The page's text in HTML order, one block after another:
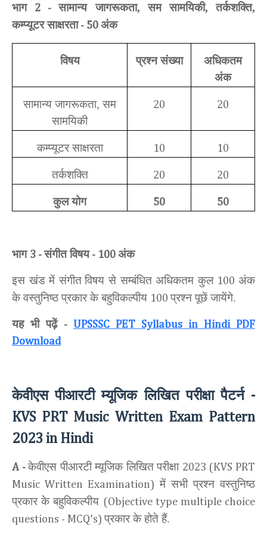
भाग 2 -सामान्य जागरूकता, सम सामयिकी, तर्कशक्ति,
कम्प्यूटर साक्षरता- 50 अंक
विषय प्रश्न संख्या
अधिकतम
अंक
सामान्य जागरूकता, सम
सामयिकी
20 20
कम्प्यूटर साक्षरता 10 10
तर्कशक्ति 20 20
कुल योग 50 50
भाग 3 -संगीत विषय- 100 अंक
इस खंड में संगीत विषय से सम्बंधित अधिकतम कुल 100अंक
के वस्तुनिष्ठ प्रकार के बहुविकल्पीय 100 प्रश्न पूछें जायेंगे.
यह भी पढ़ें -
UPSSSC PET Syllabus in Hindi PDF
Download
केवीएस पीआरटी म्यूजिक लिखित परीक्षा पैटर्न -
KVS PRT Music Written Exam Pattern
2023 in Hindi
A - केवीएस पीआरटी म्यूजिक लिखित परीक्षा 2023 (KVS PRT
Music Written Examination) में सभी प्रश्न वस्तुनिष्ठ
प्रकार के बहुविकल्पीय (Objective type multiple choice
questions - MCQ’s) प्रकार के होते हैं.